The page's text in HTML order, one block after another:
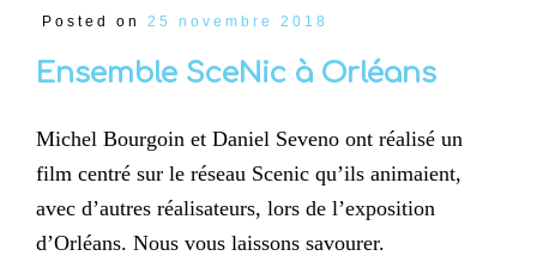
Posted on 25 novembre 2018
Ensemble SceNic à Orléans
Michel Bourgoin et Daniel Seveno ont réalisé un
film centré sur le réseau Scenic qu’ils animaient,
avec d’autres réalisateurs, lors de l’exposition
d’Orléans. Nous vous laissons savourer.